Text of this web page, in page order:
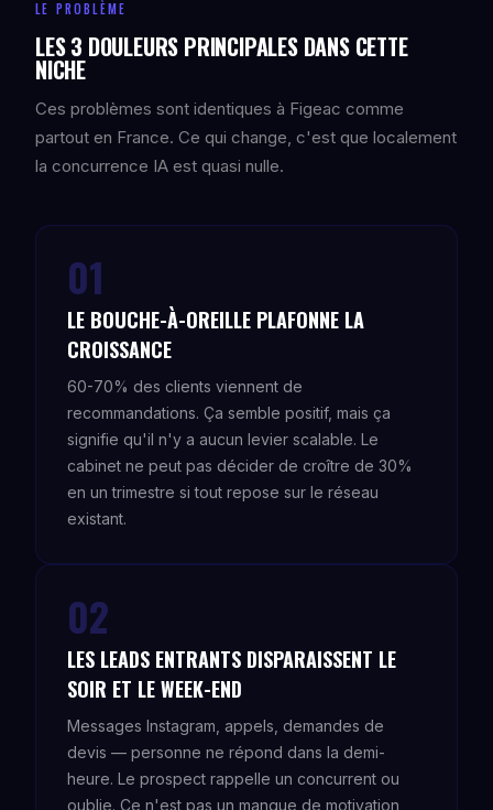
LE PROBLÈME
LES 3 DOULEURS PRINCIPALES DANS CETTE
NICHE
Ces problèmes sont identiques à Figeac comme
partout en France. Ce qui change, c'est que localement
la concurrence IA est quasi nulle.
01
LE BOUCHE-À-OREILLE PLAFONNE LA
CROISSANCE
60-70% des clients viennent de
recommandations. Ça semble positif, mais ça
signifie qu'il n'y a aucun levier scalable. Le
cabinet ne peut pas décider de croître de 30%
en un trimestre si tout repose sur le réseau
existant.
02
LES LEADS ENTRANTS DISPARAISSENT LE
SOIR ET LE WEEK-END
Messages Instagram, appels, demandes de
devis — personne ne répond dans la demi-
heure. Le prospect rappelle un concurrent ou
oublie. Ce n'est pas un manque de motivation,